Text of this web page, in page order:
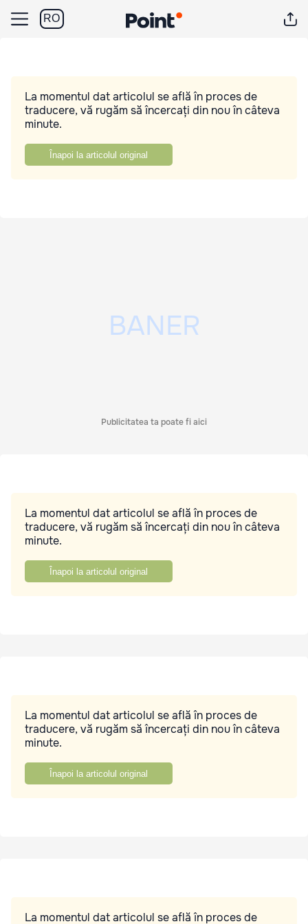
RO
La momentul dat articolul se află în proces de
traducere, vă rugăm să încercați din nou în câteva
minute.
Înapoi la articolul original
Publicitatea ta poate fi aici
La momentul dat articolul se află în proces de
traducere, vă rugăm să încercați din nou în câteva
minute.
Înapoi la articolul original
La momentul dat articolul se află în proces de
traducere, vă rugăm să încercați din nou în câteva
minute.
Înapoi la articolul original
La momentul dat articolul se află în proces de